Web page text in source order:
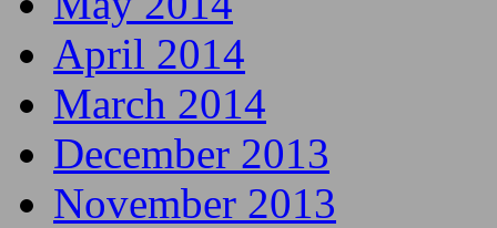
April 2014
March 2014
December 2013
November 2013